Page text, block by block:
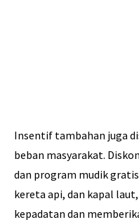
Insentif tambahan juga
beban masyarakat.
dan program mudik
kereta api, dan kapal
kepadatan dan